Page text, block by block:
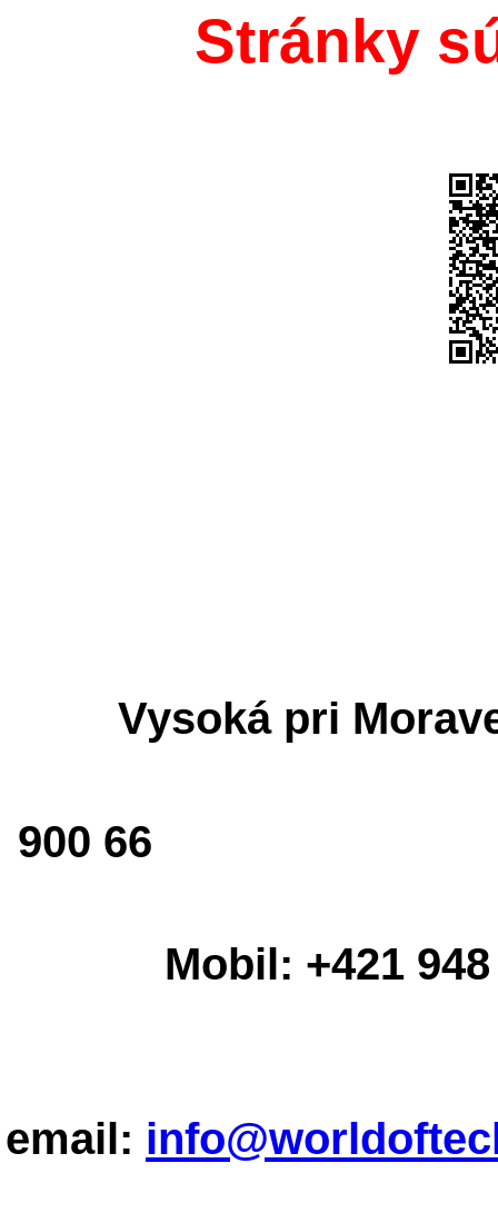
Stránky
Vysoká pri
900 66
Mobil: +421 948
email: